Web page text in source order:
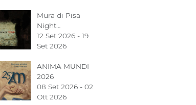
Mura di Pisa
Night…
12 Set 2026 - 19
Set 2026
ANIMA MUNDI
2026
08 Set 2026 - 02
Ott 2026